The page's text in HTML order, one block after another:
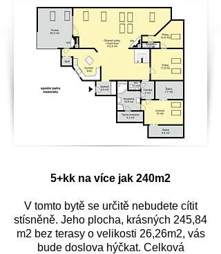
5+kk na více jak 240m2
V tomto bytě se určitě nebudete cítit
stísněně. Jeho plocha, krásných 245,84
m2 bez terasy o velikosti 26,26m2, vás
bude doslova hýčkat. Celková